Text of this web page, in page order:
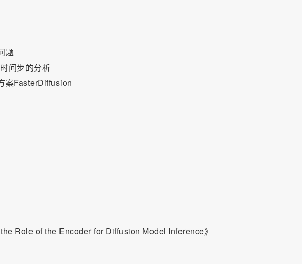
题
间步的分析
案FasterDiffusion
Role of the Encoder for Diffusion Model Inference》